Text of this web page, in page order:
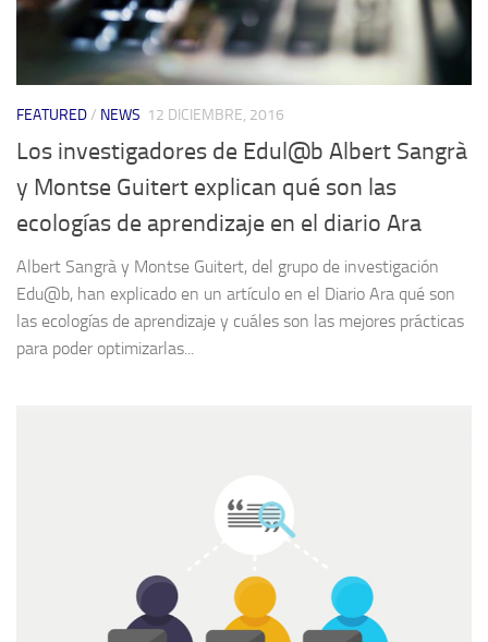
FEATURED/ NEWS 12 DICIEMBRE, 2016
Los investigadores de Edul@b Albert Sangrà
y Montse Guitert explican qué son las
ecologías de aprendizaje en el diario Ara
Albert Sangrà y Montse Guitert, del grupo de investigación
Edu@b, han explicado en un artículo en el Diario Ara qué son
las ecologías de aprendizaje y cuáles son las mejores prácticas
para poder optimizarlas...